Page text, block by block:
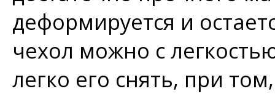
деформируется и
чехол можно с
легко его снять, при